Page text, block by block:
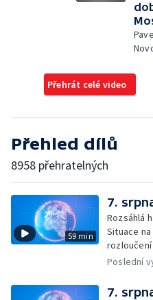
Přehrát celé video
Přehled dílů
8958 přehratelných
59 min
7.
Rozsáhlá
Situace
rozloučení
Poslední
7.